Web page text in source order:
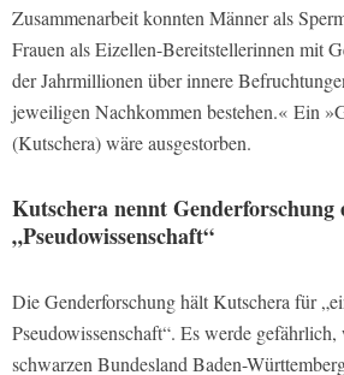
Zusammenarbeit konnten Männer als
Frauen als Eizellen-Bereitstellerinnen mit
der Jahrmillionen über innere
jeweiligen Nachkommen bestehen.« Ein
(Kutschera) wäre ausgestorben.
Kutschera nennt Genderforschung
„Pseudowissenschaft“
Die Genderforschung hält Kutschera für
Pseudowissenschaft“. Es werde
schwarzen Bundesland Baden-